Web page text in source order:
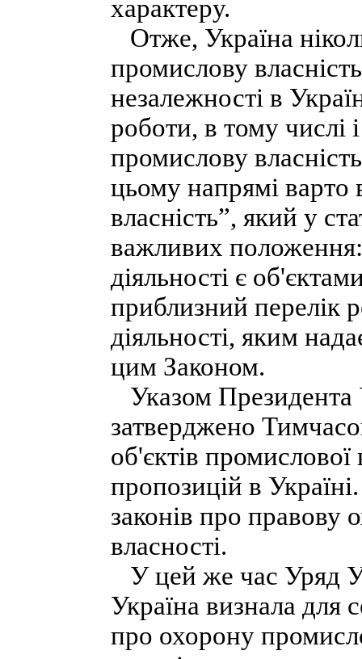
характеру.
Отже, Україна
промислову
незалежності в
роботи, в тому числі
промислову
цьому напрямі варто
власність”, який у
важливих положення:
діяльності є
приблизний перелік
діяльності, яким
цим Законом.
Указом Президента
затверджено
об'єктів промислової
пропозицій в
законів про правову
власності.
У цей же час Уряд
Україна визнала
про охорону